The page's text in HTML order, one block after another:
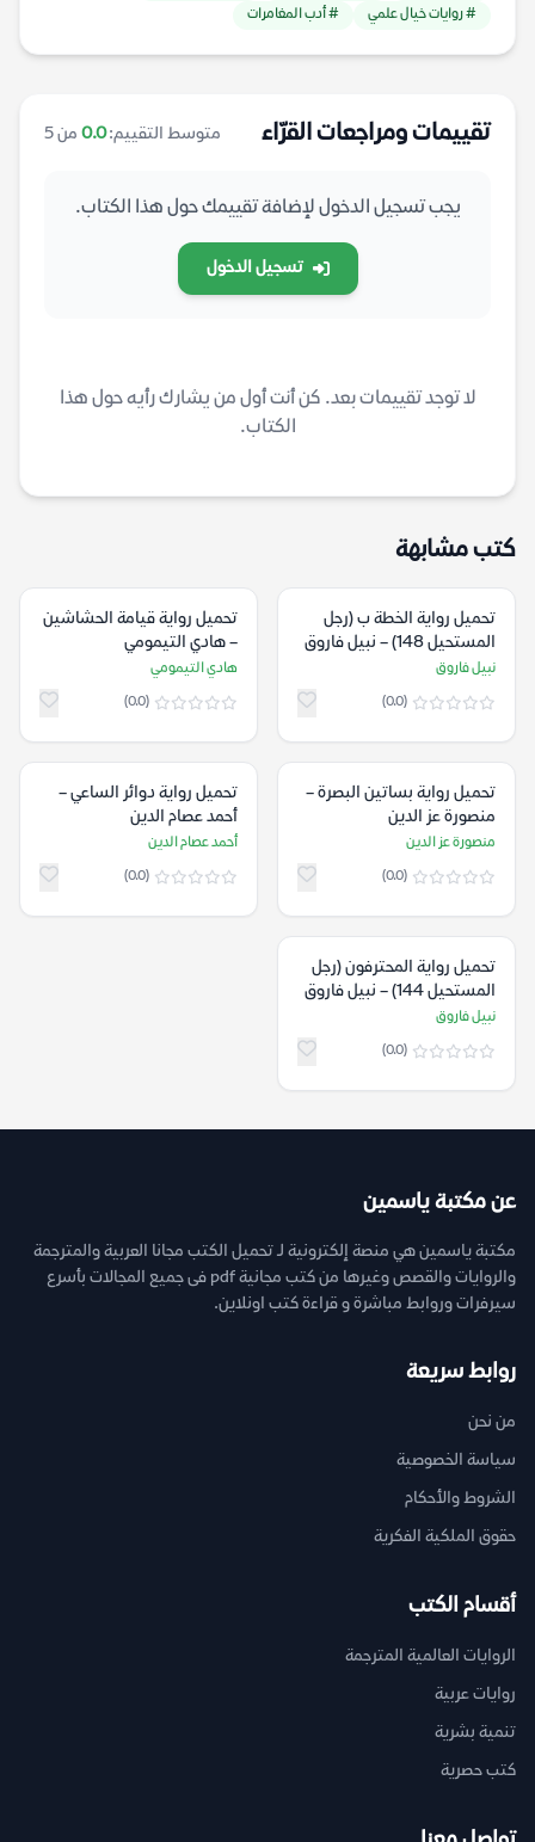
# روايات خيال علمي
# أدب المغامرات
تقييمات ومراجعات القرّاء متوسط التقييم:0.0 من 5
يجب تسجيل الدخول لإضافة تقييمك حول هذا الكتاب.
تسجيل الدخول
لا توجد تقييمات بعد. كن أنت أول من يشارك رأيه حول هذا
الكتاب.
كتب مشابهة
تحميل رواية الخطة ب (رجل
المستحيل 148) – نبيل فاروق
نبيل فاروق
(0.0)
تحميل رواية قيامة الحشاشين
– هادي التيمومي
هادي التيمومي
(0.0)
تحميل رواية بساتين البصرة –
منصورة عز الدين
منصورة عز الدين
(0.0)
تحميل رواية دوائر الساعي –
أحمد عصام الدين
أحمد عصام الدين
(0.0)
تحميل رواية المحترفون (رجل
المستحيل 144) – نبيل فاروق
نبيل فاروق
(0.0)
عن مكتبة ياسمين
مكتبة ياسمين هي منصة إلكترونية لـ تحميل الكتب مجانا العربية والمترجمة
والروايات والقصص وغيرها من كتب مجانية pdf فى جميع المجالات بأسرع
سيرفرات وروابط مباشرة و قراءة كتب اونلاين.
روابط سريعة
من نحن
سياسة الخصوصية
الشروط والأحكام
حقوق الملكية الفكرية
أقسام الكتب
الروايات العالمية المترجمة
روايات عربية
تنمية بشرية
كتب حصرية